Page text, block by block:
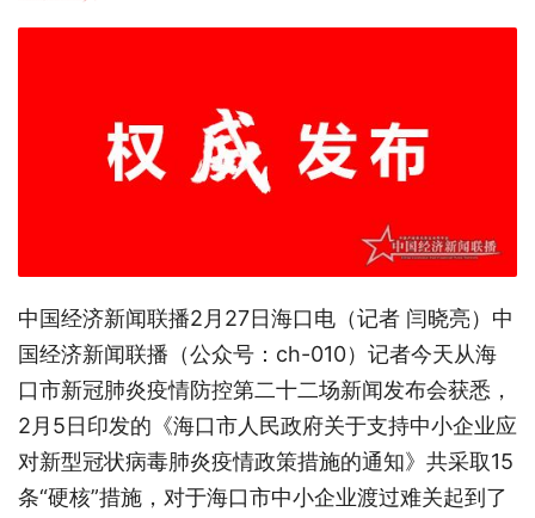
中国经济新闻联播2月27日海口电（记者 闫晓亮）中
国经济新闻联播（公众号：ch-010）记者今天从海
口市新冠肺炎疫情防控第二十二场新闻发布会获悉，
2月5日印发的《海口市人民政府关于支持中小企业应
对新型冠状病毒肺炎疫情政策措施的通知》共采取15
条“硬核”措施，对于海口市中小企业渡过难关起到了